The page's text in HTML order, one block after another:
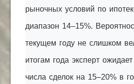
рыночных условий по
диапазон 14–15%.
текущем году не слишком
итогам года эксперт
числа сделок на 15–20% в